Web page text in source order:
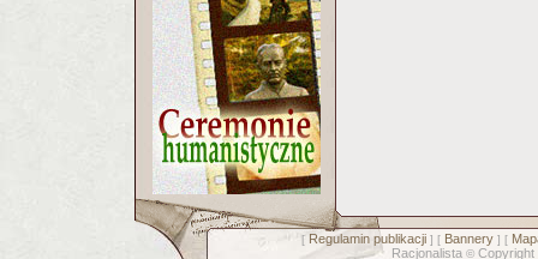
[ Regulamin publikacji] [ Bannery] [
Racjonalista © Copyright